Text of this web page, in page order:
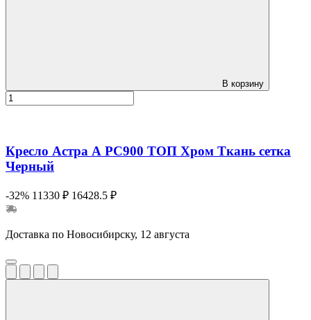
В корзину
Кресло Астра А РС900 ТОП Хром Ткань сетка
Черный
-32% 11330 ₽ 16428.5 ₽
Доставка по Новосибирску, 12 августа